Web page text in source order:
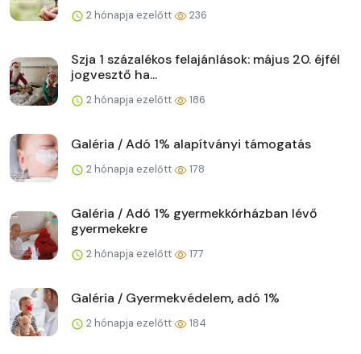
2 hónapja ezelőtt 236
Szja 1 százalékos felajánlások: május 20. éjfél
jogvesztő ha...
2 hónapja ezelőtt 186
Galéria / Adó 1% alapítványi támogatás
2 hónapja ezelőtt 178
Galéria / Adó 1% gyermekkórházban lévő
gyermekekre
2 hónapja ezelőtt 177
Galéria / Gyermekvédelem, adó 1%
2 hónapja ezelőtt 184